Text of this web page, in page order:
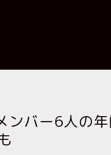
ンバー6人の